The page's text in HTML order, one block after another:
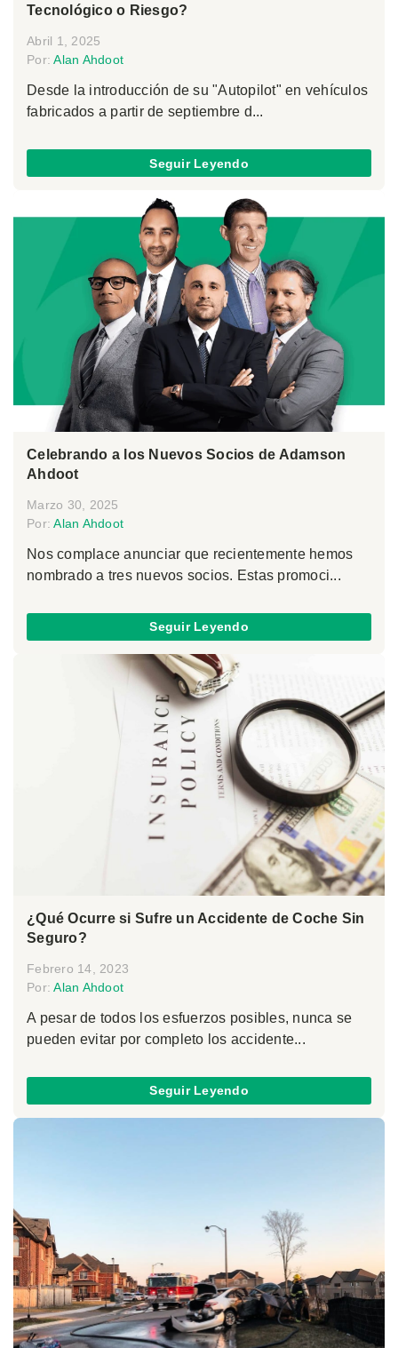
Tecnológico o Riesgo?
Abril 1, 2025
Por:Alan Ahdoot
Desde la introducción de su "Autopilot" en vehículos
fabricados a partir de septiembre d...
Seguir Leyendo
Celebrando a los Nuevos Socios de Adamson
Ahdoot
Marzo 30, 2025
Por:Alan Ahdoot
Nos complace anunciar que recientemente hemos
nombrado a tres nuevos socios. Estas promoci...
Seguir Leyendo
¿Qué Ocurre si Sufre un Accidente de Coche Sin
Seguro?
Febrero 14, 2023
Por:Alan Ahdoot
A pesar de todos los esfuerzos posibles, nunca se
pueden evitar por completo los accidente...
Seguir Leyendo